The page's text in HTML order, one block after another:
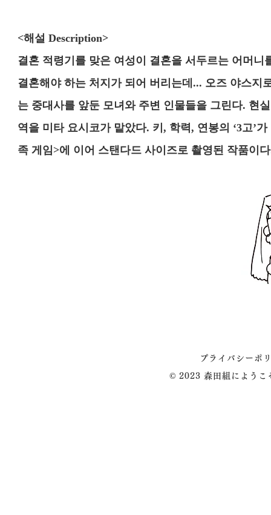
<해설 Description>
결혼 적령기를 맞은 여성이 결혼을 서두르는 어머
결혼해야 하는 처지가 되어 버리는데... 오즈 야스지
는 중대사를 앞둔 모녀와 주변 인물들을 그린다. 현
역을 미타 요시코가 맡았다. 키, 학력, 연봉의 ‘3고’
족 게임>에 이어 스탠다드 사이즈로 촬영된 작품이
プライバシーポ
© 2023 森田組によう